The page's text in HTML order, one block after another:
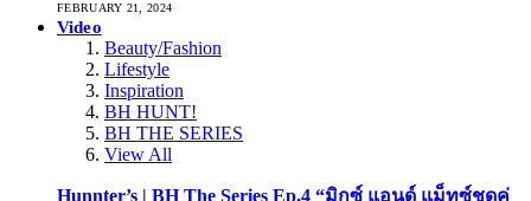
FEBRUARY 21, 2024
Video
Beauty/Fashion
Lifestyle
Inspiration
BH HUNT!
BH THE SERIES
View All
Hunnter’s | BH The Series Ep.4 “มิกซ์ แอนด์ แม็ทซ์ชุดคู่